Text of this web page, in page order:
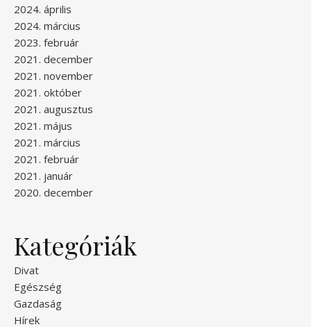
2024. április
2024. március
2023. február
2021. december
2021. november
2021. október
2021. augusztus
2021. május
2021. március
2021. február
2021. január
2020. december
Kategóriák
Divat
Egészség
Gazdaság
Hírek